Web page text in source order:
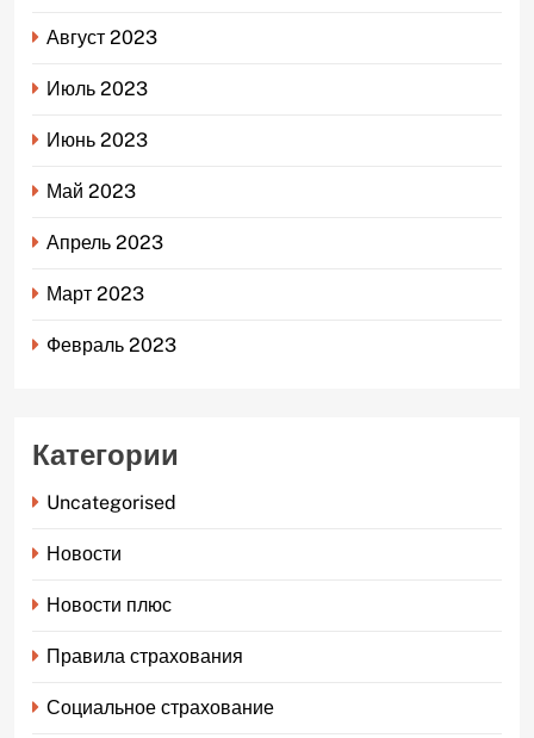
Август 2023
Июль 2023
Июнь 2023
Май 2023
Апрель 2023
Март 2023
Февраль 2023
Категории
Uncategorised
Новости
Новости плюс
Правила страхования
Социальное страхование